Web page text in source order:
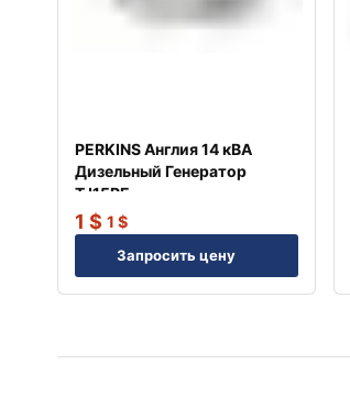
PERKINS Англия 14 кВА
Дизельный Генератор
TJ15PE
1 $ 1 $
Запросить цену